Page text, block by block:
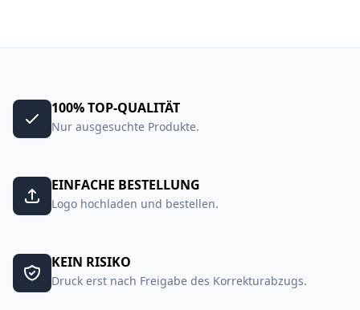
100% TOP-QUALITÄT
Nur ausgesuchte Produkte.
EINFACHE BESTELLUNG
Logo hochladen und bestellen.
KEIN RISIKO
Druck erst nach Freigabe des Korrekturabzugs.